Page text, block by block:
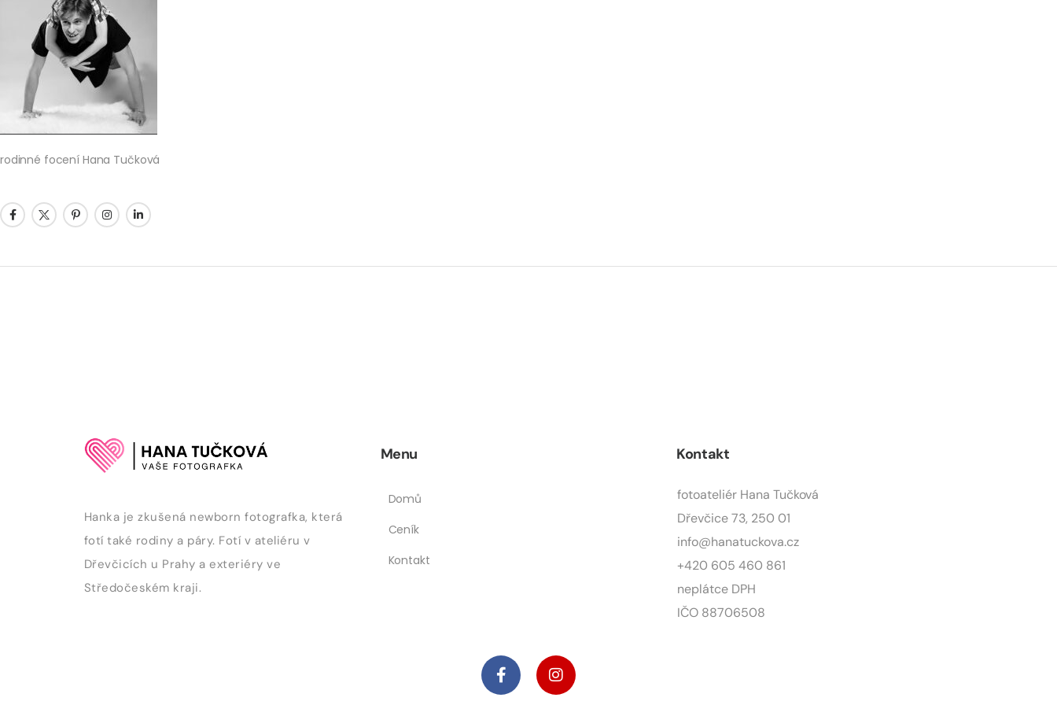
rodinné focení Hana Tučková
Hanka je zkušená newborn fotografka, která
fotí také rodiny a páry. Fotí v ateliéru v
Dřevčicích u Prahy a exteriéry ve
Středočeském kraji.
Menu
Domů
Ceník
Kontakt
Kontakt
fotoateliér Hana Tučková
Dřevčice 73, 250 01
info@hanatuckova.cz
+420 605 460 861
neplátce DPH
IČO 88706508